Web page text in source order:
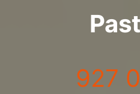
927